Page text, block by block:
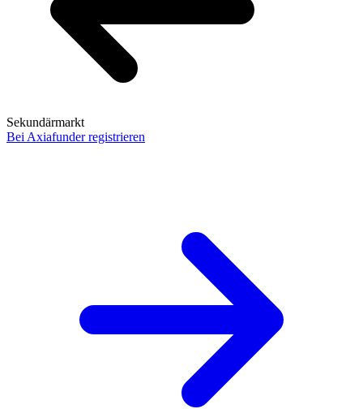
Sekundärmarkt
Bei Axiafunder registrieren